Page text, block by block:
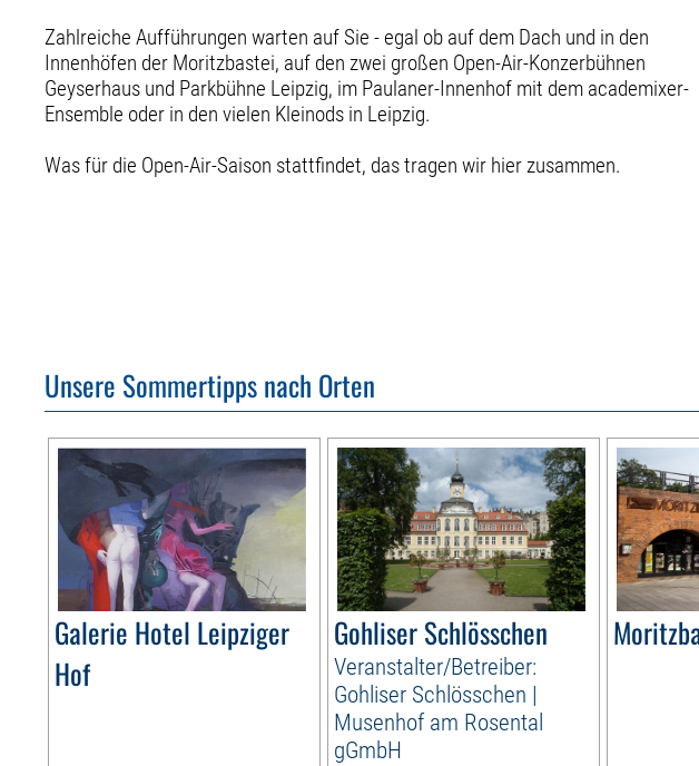
Zahlreiche Aufführungen warten auf Sie - egal ob auf dem Dach und in den
Innenhöfen der Moritzbastei, auf den zwei großen Open-Air-Konzerbühnen
Geyserhaus und Parkbühne Leipzig, im Paulaner-Innenhof mit dem academixer-
Ensemble oder in den vielen Kleinods in Leipzig.
Was für die Open-Air-Saison stattfindet, das tragen wir hier zusammen.
Unsere Sommertipps nach Orten
Galerie Hotel Leipziger
Hof
Gohliser Schlösschen
Veranstalter/Betreiber:
Gohliser Schlösschen |
Musenhof am Rosental
gGmbH